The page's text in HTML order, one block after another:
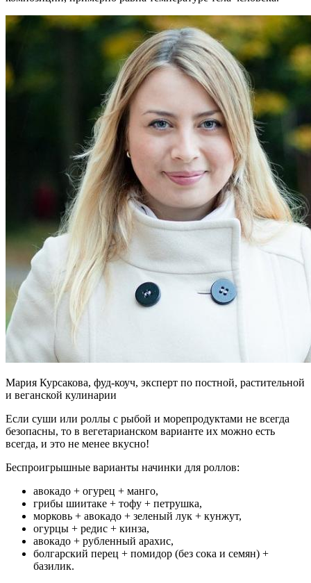
Мария Курсакова, фуд-коуч, эксперт по постной, растительной
и веганской кулинарии
Если суши или роллы с рыбой и морепродуктами не всегда
безопасны, то в вегетарианском варианте их можно есть
всегда, и это не менее вкусно!
Беспроигрышные варианты начинки для роллов:
авокадо + огурец + манго,
грибы шиитаке + тофу + петрушка,
морковь + авокадо + зеленый лук + кунжут,
огурцы + редис + кинза,
авокадо + рубленный арахис,
болгарский перец + помидор (без сока и семян) +
базилик.